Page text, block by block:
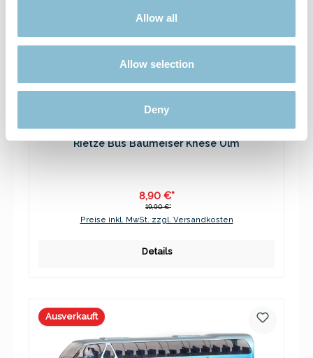
Allow all
Allow selection
Deny
Rietze Bus Baumeiser Knese Ulm
8,90 €*
19,90 €*
Preise inkl. MwSt. zzgl. Versandkosten
Details
Ausverkauft